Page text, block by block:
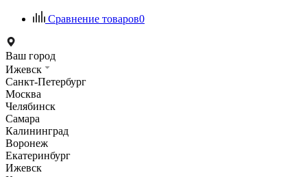
Сравнение товаров0
Ваш город
Ижевск
Санкт-Петербург
Москва
Челябинск
Самара
Калининград
Воронеж
Екатеринбург
Ижевск